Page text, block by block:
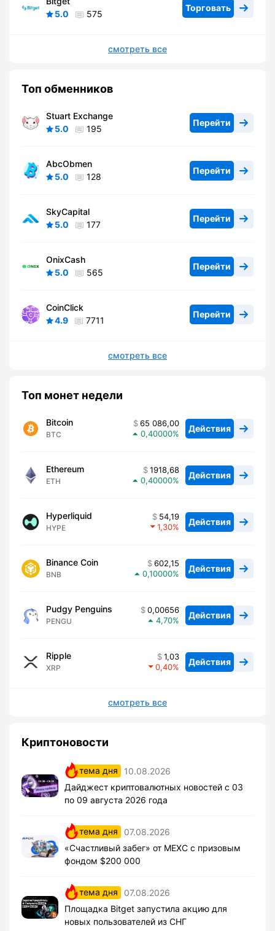
5.0
575
Торговать
смотреть все
Топ обменников
Stuart Exchange
5.0
195
Перейти
AbcObmen
5.0
128
Перейти
SkyCapital
5.0
177
Перейти
OnixCash
5.0
565
Перейти
CoinClick
4.9
7711
Перейти
смотреть все
Топ монет недели
Bitcoin
BTC
65 086,00
0,40000
Действия
Ethereum
ETH
1918,68
0,40000
Действия
Hyperliquid
HYPE
54,19
1,30
Действия
Binance Coin
BNB
602,15
0,10000
Действия
Pudgy Penguins
PENGU
0,00656
4,70
Действия
Ripple
XRP
1,03
0,40
Действия
смотреть все
Криптоновости
тема дня
10.08.2026
Дайджест криптовалютных новостей с 03
по 09 августа 2026 года
тема дня
07.08.2026
«Счастливый забег» от MEXC с призовым
фондом $200 000
тема дня
07.08.2026
Площадка Bitget запустила акцию для
новых пользователей из СНГ